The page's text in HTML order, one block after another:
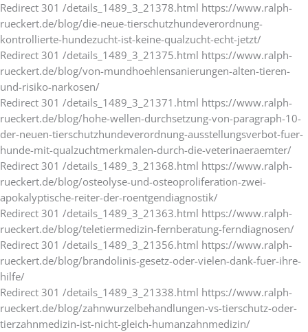
Redirect 301 /details_1489_3_21378.html https://www.ralph-
rueckert.de/blog/die-neue-tierschutzhundeverordnung-
kontrollierte-hundezucht-ist-keine-qualzucht-echt-jetzt/
Redirect 301 /details_1489_3_21375.html https://www.ralph-
rueckert.de/blog/von-mundhoehlensanierungen-alten-tieren-
und-risiko-narkosen/
Redirect 301 /details_1489_3_21371.html https://www.ralph-
rueckert.de/blog/hohe-wellen-durchsetzung-von-paragraph-10-
der-neuen-tierschutzhundeverordnung-ausstellungsverbot-fuer-
hunde-mit-qualzuchtmerkmalen-durch-die-veterinaeraemter/
Redirect 301 /details_1489_3_21368.html https://www.ralph-
rueckert.de/blog/osteolyse-und-osteoproliferation-zwei-
apokalyptische-reiter-der-roentgendiagnostik/
Redirect 301 /details_1489_3_21363.html https://www.ralph-
rueckert.de/blog/teletiermedizin-fernberatung-ferndiagnosen/
Redirect 301 /details_1489_3_21356.html https://www.ralph-
rueckert.de/blog/brandolinis-gesetz-oder-vielen-dank-fuer-ihre-
hilfe/
Redirect 301 /details_1489_3_21338.html https://www.ralph-
rueckert.de/blog/zahnwurzelbehandlungen-vs-tierschutz-oder-
tierzahnmedizin-ist-nicht-gleich-humanzahnmedizin/